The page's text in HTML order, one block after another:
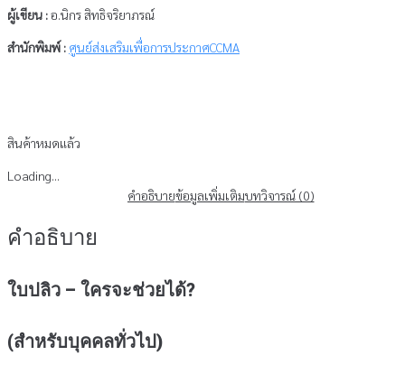
ผู้เขียน :อ.นิกร สิทธิจริยาภรณ์
สำนักพิมพ์ : ศูนย์ส่งเสริมเพื่อการประกาศCCMA
สินค้าหมดแล้ว
Loading...
คำอธิบายข้อมูลเพิ่มเติมบทวิจารณ์ (0)
คำอธิบาย
ใบปลิว – ใครจะช่วยได้?
(สำหรับบุคคลทั่วไป)